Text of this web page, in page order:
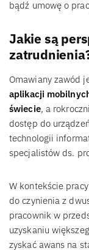
bądź umowę o
Jakie są
Omawiany zawód
aplikacji
świecie, a
dostęp do
technologii
specjalistów ds.
W kontekście
do czynienia z
pracownik w
uzyskaniu
zyskać awans na